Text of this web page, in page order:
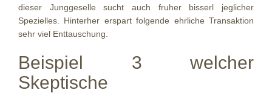
dieser Junggeselle sucht auch fruher bisserl jeglicher
Spezielles. Hinterher erspart folgende ehrliche Transaktion
sehr viel Enttauschung.
Beispiel 3 welcher
Skeptische